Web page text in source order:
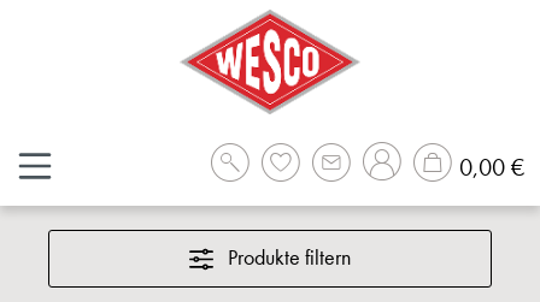
0,00 €
Produkte filtern